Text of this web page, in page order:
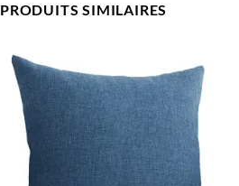
PRODUITS SIMILAIRES